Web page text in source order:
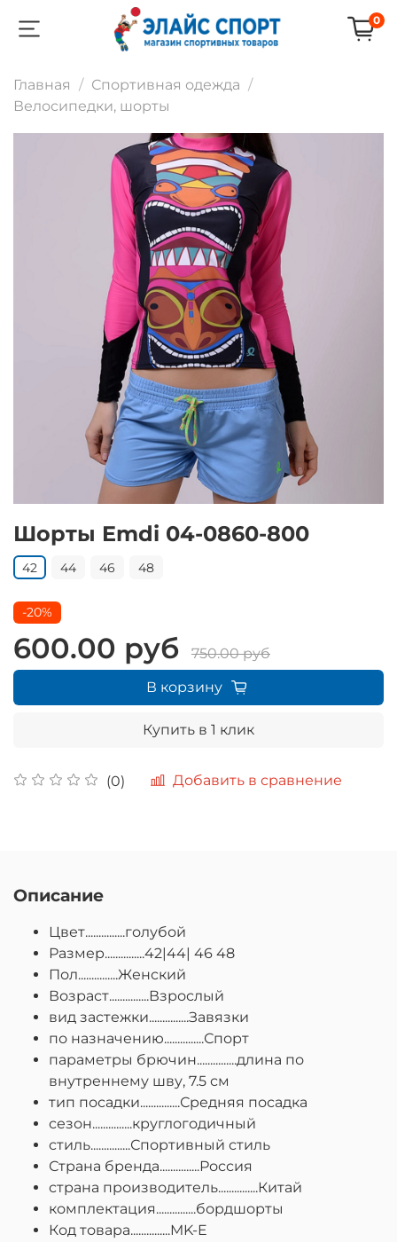
0
Главная
Спортивная одежда
Велосипедки, шорты
Шорты Emdi 04-0860-800
(0) Добавить в сравнение
42 44 46 48
-20%
600.00 руб
750.00 руб
В корзину
Купить в 1 клик
Описание
Цвет...............голубой
Размер...............42|44| 46 48
Пол...............Женский
Возраст...............Взрослый
вид застежки...............Завязки
по назначению...............Спорт
параметры брючин...............длина по
внутреннему шву, 7.5 см
тип посадки...............Средняя посадка
сезон...............круглогодичный
стиль...............Спортивный стиль
Страна бренда...............Россия
страна производитель...............Китай
комплектация...............бордшорты
Код товара...............MK-E